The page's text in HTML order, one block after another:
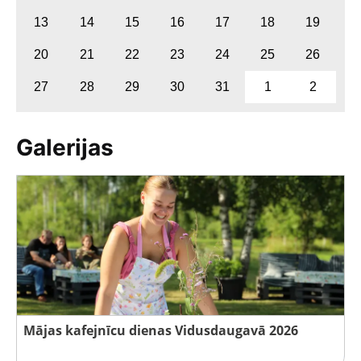
13 14 15 16 17 18 19
20 21 22 23 24 25 26
27 28 29 30 31 1 2
Galerijas
Mājas kafejnīcu dienas Vidusdaugavā 2026